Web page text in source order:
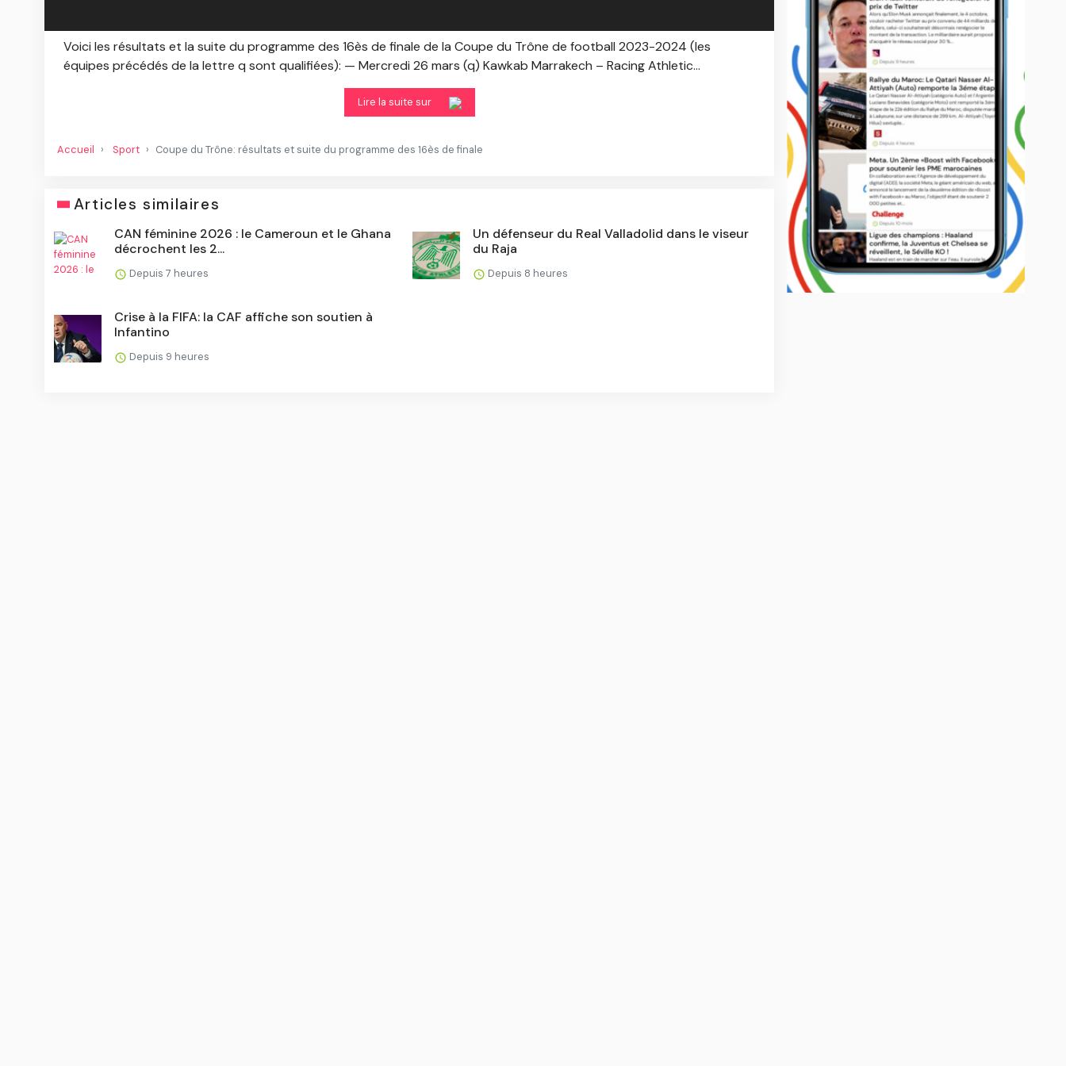
Voici les résultats et la suite du programme des 16ès de finale de la Coupe du Trône de football 2023-2024 (les
équipes précédés de la lettre q sont qualifiées): — Mercredi 26 mars (q) Kawkab Marrakech – Racing Athletic...
Lire la suite sur
Accueil Sport Coupe du Trône: résultats et suite du programme des 16ès de finale
Articles similaires
CAN féminine 2026 : le Cameroun et le Ghana
décrochent les 2...
Depuis 7 heures
Un défenseur du Real Valladolid dans le viseur
du Raja
Depuis 8 heures
Crise à la FIFA: la CAF affiche son soutien à
Infantino
Depuis 9 heures